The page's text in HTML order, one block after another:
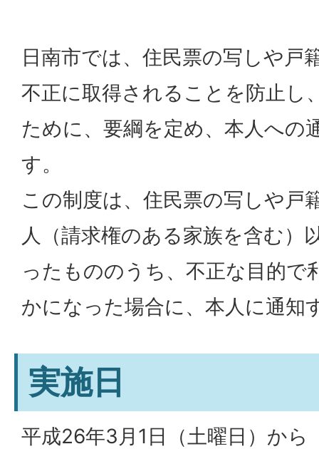
日南市では、住民票の写しや戸
不正に取得されることを防止し
ために、要綱を定め、本人への
す。
この制度は、住民票の写しや戸
人（請求権のある家族を含む）
ったもののうち、不正な目的で
かになった場合に、本人に通知
実施日
平成26年3月1日（土曜日）から